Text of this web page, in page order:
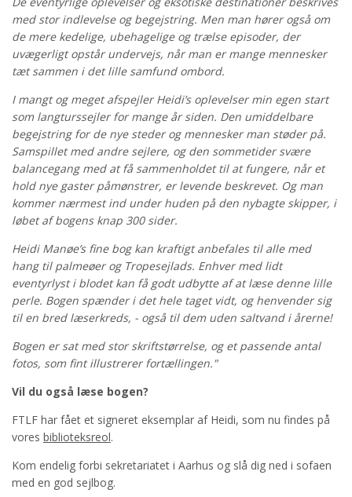
med stor indlevelse og begejstring. Men man hører også om
de mere kedelige, ubehagelige og trælse episoder, der
uvægerligt opstår undervejs, når man er mange mennesker
tæt sammen i det lille samfund ombord.
I mangt og meget afspejler Heidi’s oplevelser min egen start
som langturssejler for mange år siden. Den umiddelbare
begejstring for de nye steder og mennesker man støder på.
Samspillet med andre sejlere, og den sommetider svære
balancegang med at få sammenholdet til at fungere, når et
hold nye gaster påmønstrer, er levende beskrevet. Og man
kommer nærmest ind under huden på den nybagte skipper, i
løbet af bogens knap 300 sider.
Heidi Manøe’s fine bog kan kraftigt anbefales til alle med
hang til palmeøer og Tropesejlads. Enhver med lidt
eventyrlyst i blodet kan få godt udbytte af at læse denne lille
perle. Bogen spænder i det hele taget vidt, og henvender sig
til en bred læserkreds, - også til dem uden saltvand i årerne!
Bogen er sat med stor skriftstørrelse, og et passende antal
fotos, som fint illustrerer fortællingen."
Vil du også læse bogen?
FTLF har fået et signeret eksemplar af Heidi, som nu findes på
vores biblioteksreol.
Kom endelig forbi sekretariatet i Aarhus og slå dig ned i sofaen
med en god sejlbog.